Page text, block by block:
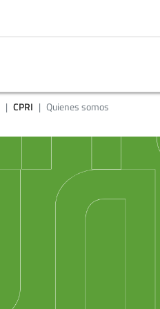
CPRI Quienes somos